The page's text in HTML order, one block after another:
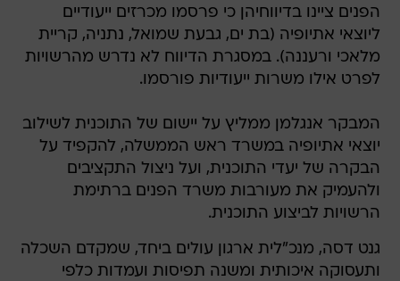
הפנים ציינו בדיווחיהן כי פרסמו מכרזים ייעודיים
ליוצאי אתיופיה (בת ים, גבעת שמואל, נתניה, קריית
מלאכי ורעננה). במסגרת הדיווח לא נדרש מהרשויות
לפרט אילו משרות ייעודיות פורסמו.
המבקר אנגלמן ממליץ על יישום של התוכנית לשילוב
יוצאי אתיופיה במשרד ראש הממשלה, להקפיד על
הבקרה של יעדי התוכנית, ועל ניצול התקציבים
ולהעמיק את מעורבות משרד הפנים ברתימת
הרשויות לביצוע התוכנית.
גנט דסה, מנכ"לית ארגון עולים ביחד, שמקדם השכלה
ותעסוקה איכותית ומשנה תפיסות ועמדות כלפי